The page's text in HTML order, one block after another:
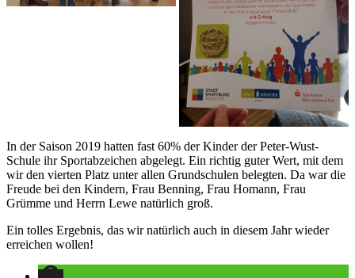
In der Saison 2019 hatten fast 60% der Kinder der Peter-Wust-
Schule ihr Sportabzeichen abgelegt. Ein richtig guter Wert, mit dem
wir den vierten Platz unter allen Grundschulen belegten. Da war die
Freude bei den Kindern, Frau Benning, Frau Homann, Frau
Grümme und Herrn Lewe natürlich groß.
Ein tolles Ergebnis, das wir natürlich auch in diesem Jahr wieder
erreichen wollen!